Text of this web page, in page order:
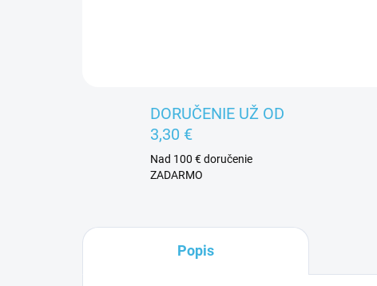
DORUČENIE UŽ OD
3,30 €
Nad 100 € doručenie
ZADARMO
Popis